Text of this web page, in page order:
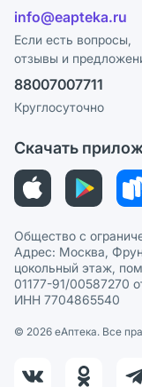
Блог
Лицензия
Реклама на сайте
Ваши товары на
Программа
Политика
Пользовательское
Политика
Этика и
Политика в
info@eapteka.ru
Если есть вопросы,
отзывы и
88007007711
Круглосуточно
Скачать
Общество с
Адрес: Москва,
цокольный этаж,
01177-91/00587270
ИНН 7704865540
© 2026 eАптека. Все